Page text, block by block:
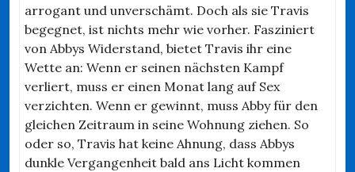
arrogant und unverschämt. Doch als sie Travis
begegnet, ist nichts mehr wie vorher. Fasziniert
von Abbys Widerstand, bietet Travis ihr eine
Wette an: Wenn er seinen nächsten Kampf
verliert, muss er einen Monat lang auf Sex
verzichten. Wenn er gewinnt, muss Abby für den
gleichen Zeitraum in seine Wohnung ziehen. So
oder so, Travis hat keine Ahnung, dass Abbys
dunkle Vergangenheit bald ans Licht kommen